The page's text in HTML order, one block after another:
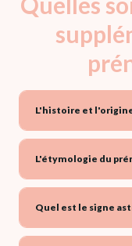
L'histoire et
L'étymologie du
Quel est le signe